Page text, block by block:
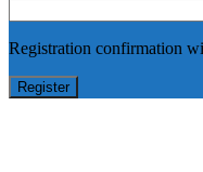
Registration confirmation